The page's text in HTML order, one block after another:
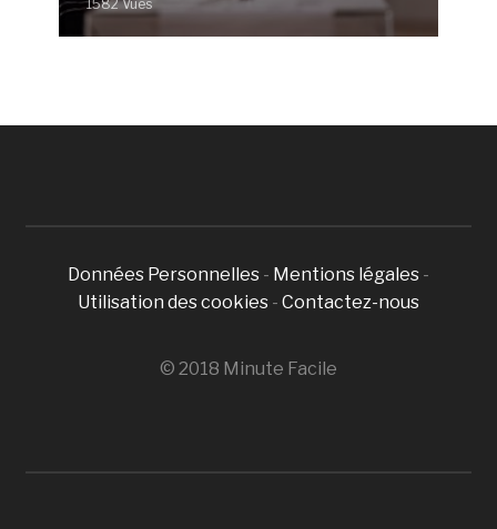
1582 Vues
Données Personnelles - Mentions légales -
Utilisation des cookies - Contactez-nous
© 2018 Minute Facile